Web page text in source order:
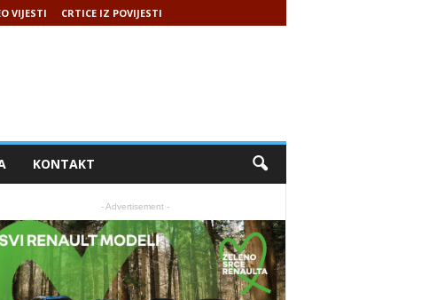
VIJESTI CRTICE IZ POVIJESTI
KONTAKT
- Advertisement -